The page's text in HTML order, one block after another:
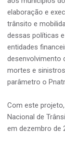
elaboração e
trânsito e
dessas políticas
entidades
desenvolvimento
mortes e
parâmetro o
Com este
Nacional de
em dezembro de